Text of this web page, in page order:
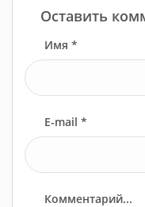
Оставить
Имя *
E-mail *
Комментарий...